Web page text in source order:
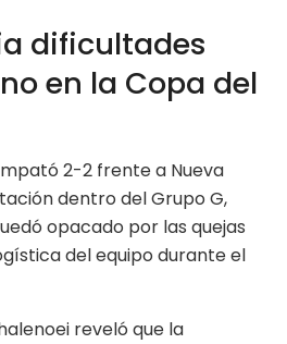
dificultades
en la Copa del
2-2 frente a Nueva
dentro del Grupo G,
opacado por las quejas
del equipo durante el
reveló que la